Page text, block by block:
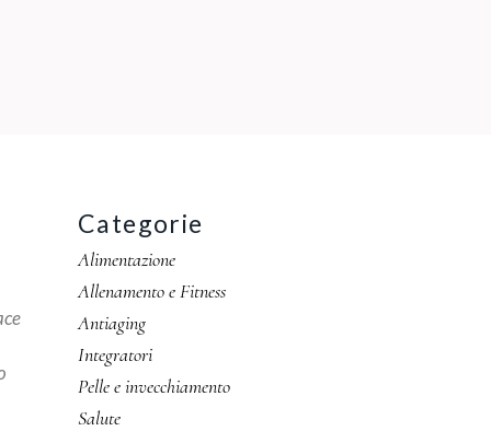
Categorie
Alimentazione
Allenamento e Fitness
Antiaging
Integratori
Pelle e invecchiamento
Salute